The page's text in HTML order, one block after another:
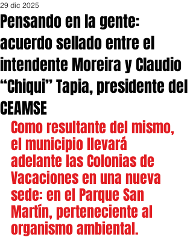
Pensando en la gente:
acuerdo sellado entre el
intendente Moreira y Claudio
“Chiqui” Tapia, presidente del
CEAMSE
29 dic 2025
Como resultante del mismo,
el municipio llevará
adelante las Colonias de
Vacaciones en una nueva
sede: en el Parque San
Martín, perteneciente al
organismo ambiental.